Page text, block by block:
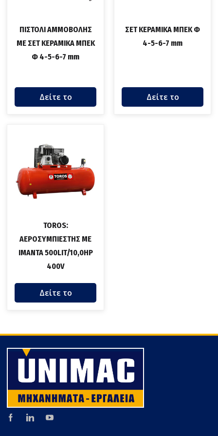
ΠΙΣΤΟΛΙ ΑΜΜΟΒΟΛΗΣ
ΜΕ ΣΕΤ ΚΕΡΑΜΙΚΑ ΜΠΕΚ
Φ 4-5-6-7 mm
Δείτε το
ΣΕΤ ΚΕΡΑΜΙΚΑ ΜΠΕΚ Φ
4-5-6-7 mm
Δείτε το
TOROS:
ΑΕΡΟΣΥΜΠΙΕΣΤΗΣ ΜΕ
ΙΜΑΝΤΑ 500LIT/10,0HP
400V
Δείτε το